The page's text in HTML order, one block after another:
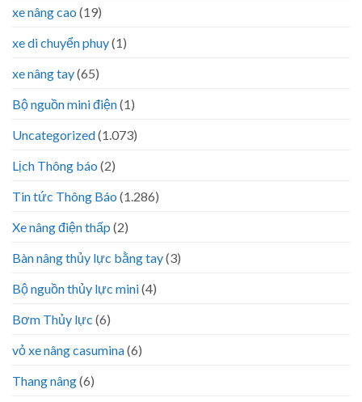
xe nâng cao (19)
xe di chuyển phuy(1)
xe nâng tay(65)
Bộ nguồn mini điện(1)
Uncategorized(1.073)
Lịch Thông báo (2)
Tin tức Thông Báo (1.286)
Xe nâng điện thấp (2)
Bàn nâng thủy lực bằng tay(3)
Bộ nguồn thủy lực mini(4)
Bơm Thủy lực (6)
vỏ xe nâng casumina(6)
Thang nâng(6)